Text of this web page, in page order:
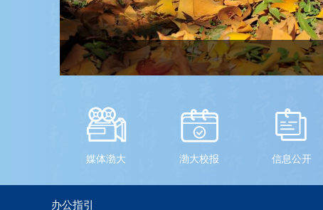
媒体渤大 渤大校报 信息公开
办公指引